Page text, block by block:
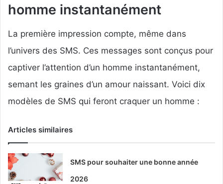
homme instantanément
La première impression compte, même dans
l’univers des SMS. Ces messages sont conçus pour
captiver l’attention d’un homme instantanément,
semant les graines d’un amour naissant. Voici dix
modèles de SMS qui feront craquer un homme :
Articles similaires
SMS pour souhaiter une bonne année
2026